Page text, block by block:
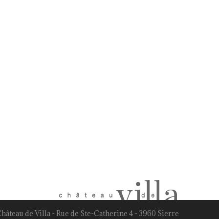
de Villa - Rue de Ste-Catherine 4 - 3960 Sierre